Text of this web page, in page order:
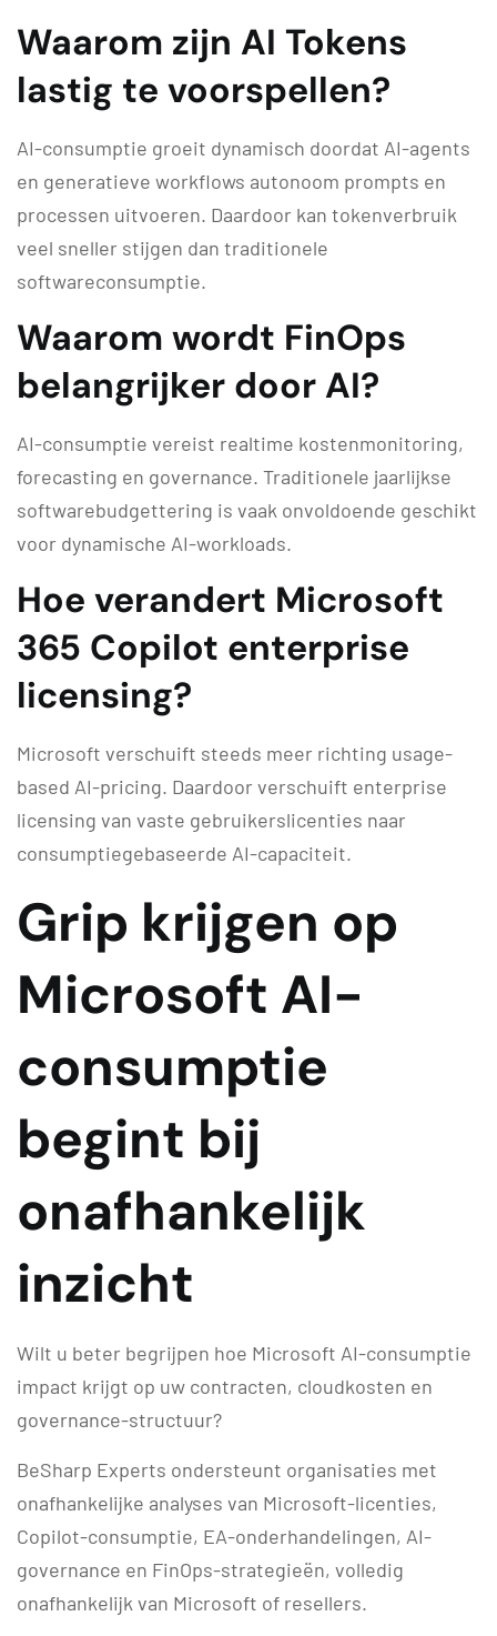
Waarom zijn AI Tokens
lastig te voorspellen?
AI-consumptie groeit dynamisch doordat AI-agents
en generatieve workflows autonoom prompts en
processen uitvoeren. Daardoor kan tokenverbruik
veel sneller stijgen dan traditionele
softwareconsumptie.
Waarom wordt FinOps
belangrijker door AI?
AI-consumptie vereist realtime kostenmonitoring,
forecasting en governance. Traditionele jaarlijkse
softwarebudgettering is vaak onvoldoende geschikt
voor dynamische AI-workloads.
Hoe verandert Microsoft
365 Copilot enterprise
licensing?
Microsoft verschuift steeds meer richting usage-
based AI-pricing. Daardoor verschuift enterprise
licensing van vaste gebruikerslicenties naar
consumptiegebaseerde AI-capaciteit.
Grip krijgen op
Microsoft AI-
consumptie
begint bij
onafhankelijk
inzicht
Wilt u beter begrijpen hoe Microsoft AI-consumptie
impact krijgt op uw contracten, cloudkosten en
governance-structuur?
BeSharp Experts ondersteunt organisaties met
onafhankelijke analyses van Microsoft-licenties,
Copilot-consumptie, EA-onderhandelingen, AI-
governance en FinOps-strategieën, volledig
onafhankelijk van Microsoft of resellers.